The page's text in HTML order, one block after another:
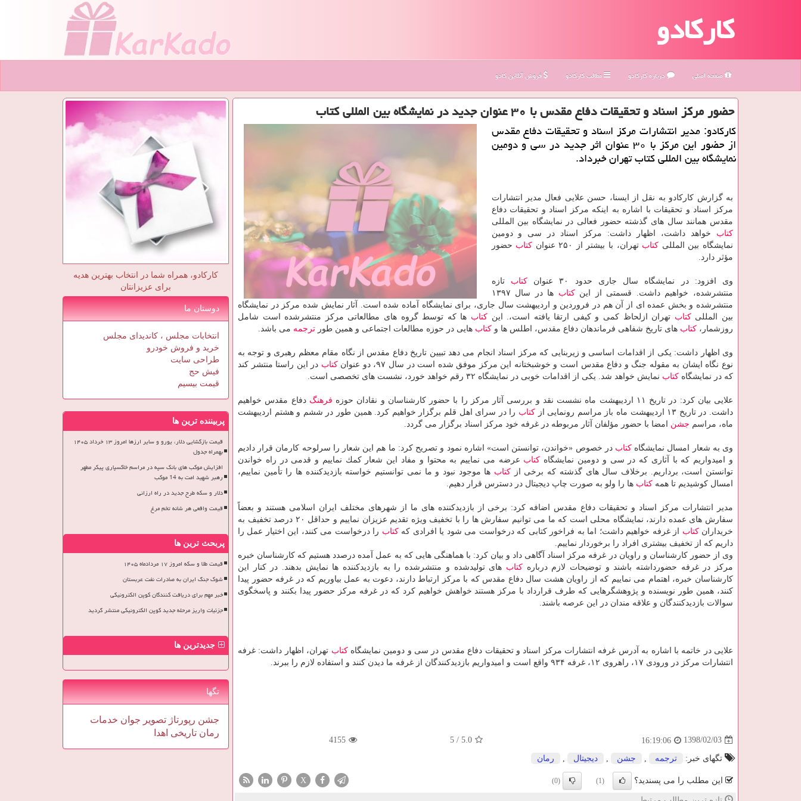
کارکادو
صفحه اصلی درباره كاركادو مطالب كاركادو فروش آنلاین کادو
حضور مركز اسناد و تحقیقات دفاع مقدس با ۳۰ عنوان جدید در نمایشگاه بین المللی كتاب
كاركادو: مدیر انتشارات مركز اسناد و تحقیقات دفاع مقدس
از حضور این مركز با ۳۰ عنوان اثر جدید در سی و دومین
نمایشگاه بین المللی كتاب تهران خبرداد.
به گزارش كاركادو به نقل از ایسنا، حسن علایی فعال مدیر انتشارات
مركز اسناد و تحقیقات با اشاره به اینكه مركز اسناد و تحقیقات دفاع
مقدس همانند سال های گذشته حضور فعالی در نمایشگاه بین المللی
كتاب خواهد داشت، اظهار داشت: مركز اسناد در سی و دومین
نمایشگاه بین المللی كتاب تهران، با بیشتر از ۲۵۰ عنوان كتاب حضور
مؤثر دارد.
وی افزود: در نمایشگاه سال جاری حدود ۳۰ عنوان كتاب تازه
منتشرشده، خواهیم داشت. قسمتی از اینكتاب
ها در سال ۱۳۹۷
منتشرشده و بخش عمده ای از آن هم در فروردین و اردیبهشت سال جاری، برای نمایشگاه آماده شده است. آثار نمایش شده مركز در نمایشگاه
بین المللیكتاب تهران ازلحاظ كمی و كیفی ارتقا یافته است،. اینكتاب ها كه توسط گروه های مطالعاتی مركز منتشرشده است شامل
روزشمار، كتاب های تاریخ شفاهی فرماندهان دفاع مقدس، اطلس ها و كتاب هایی در حوزه مطالعات اجتماعی و همین طور ترجمه می باشد.
وی اظهار داشت: یكی از اقدامات اساسی و زیربنایی كه مركز اسناد انجام می دهد تبیین تاریخ دفاع مقدس از نگاه مقام معظم رهبری و توجه به
نوع نگاه ایشان به مقوله جنگ و دفاع مقدس است و خوشبختانه این مركز موفق شده است در سال ۹۷، دو عنوان
كتاب در این راستا منتشر كند
كه در نمایشگاه كتاب نمایش خواهد شد. یكی از اقدامات خوبی در نمایشگاه ۳۲ رقم خواهد خورد، نشست های تخصصی است.
علایی بیان كرد: در تاریخ ۱۱ اردیبهشت ماه نشست نقد و بررسی آثار مركز را با حضور كارشناسان و نقادان حوزه فرهنگ دفاع مقدس خواهیم
داشت. در تاریخ ۱۳ اردیبهشت ماه باز مراسم رونمایی از
كتاب را در سرای اهل قلم برگزار خواهیم كرد. همین طور در ششم و هشتم اردیبهشت
ماه، مراسم جشن امضا با حضور مؤلفان آثار مربوطه در غرفه خود مركز اسناد برگزار می گردد.
وی به شعار امسال نمایشگاهكتاب در خصوص «خواندن، توانستن است» اشاره نمود و تصریح كرد: ما هم این شعار را سرلوحه كارمان قرار دادیم
و امیدواریم كه با آثاری كه در سی و دومین نمایشگاه كتاب عرضه می نماییم به محتوا و مفاد این شعار كمك نماییم و قدمی در راه خواندن
توانستن است، برداریم. برخلاف سال های گذشته كه برخی از كتاب ها موجود نبود و ما نمی توانستیم خواسته بازدیدكننده ها را تأمین نماییم،
امسال كوشیدیم تا همه كتاب ها را ولو به صورت چاپ دیجیتال در دسترس قرار دهیم.
مدیر انتشارات مركز اسناد و تحقیقات دفاع مقدس اضافه كرد: برخی از بازدیدكننده های ما از شهرهای مختلف ایران اسلامی هستند و بعضاً
سفارش های عمده دارند، نمایشگاه محلی است كه ما می توانیم سفارش ها را با تخفیف ویژه تقدیم عزیزان نماییم و حداقل ۲۰ درصد تخفیف به
خریدارانكتاب از غرفه خواهیم داشت؛ اما به فراخور كتابی كه درخواست می شود یا افرادی كهكتاب را درخواست می كنند، این اختیار عمل را
داریم كه از تخفیف بیشتری افراد را برخوردار نماییم.
وی از حضور كارشناسان و راویان در غرفه مركز اسناد آگاهی داد و بیان كرد: با هماهنگی هایی كه به عمل آمده درصدد هستیم كه كارشناسان خبره
مركز در غرفه حضورداشته باشند و توضیحات لازم دربارهكتاب های تولیدشده و منتشرشده را به بازدیدكننده ها نمایش بدهند. در كنار این
كارشناسان خبره، اهتمام می نماییم كه از راویان هشت سال دفاع مقدس كه با مركز ارتباط دارند، دعوت به عمل بیاوریم كه در غرفه حضور پیدا
كنند، همین طور نویسنده و پژوهشگرهایی كه طرف قرارداد با مركز هستند خواهش خواهیم كرد كه در غرفه مركز حضور پیدا بكنند و پاسخگوی
سوالات بازدیدكنندگان و علاقه مندان در این عرصه باشند.
علایی در خاتمه با اشاره به آدرس غرفه انتشارات مركز اسناد و تحقیقات دفاع مقدس در سی و دومین نمایشگاهكتاب تهران، اظهار داشت: غرفه
انتشارات مركز در ورودی ۱۷، راهروی ۱۲، غرفه ۹۳۴ واقع است و امیدواریم بازدیدكنندگان از غرفه ما دیدن كنند و استفاده لازم را ببرند.
1398/02/03
16:19:06
5.0
/
5
4155
تگهای خبر: ترجمه جشن دیجیتال رمان
این مطلب را می پسندید؟ (1)
(0)
X
کارکادو، همراه شما در انتخاب بهترین هدیه
برای عزیزانتان
دوستان ما
انتخابات مجلس ، کاندیدای مجلس
خرید و فروش خودرو
طراحی سایت
فیش حج
قیمت بیسیم
پربیننده ترین ها
قیمت بازگشایی دلار، یورو و سایر ارزها امروز ۱۳ خرداد ۱۴۰۵
بهمراه جدول
افزایش موکب های بانک سپه در مراسم خاکسپاری پیکر مطهر
رهبر شهید امت به 14 موکب
دلار و سکه طرح جدید در راه ارزانی
قیمت واقعی هر شانه تخم مرغ
پربحث ترین ها
قیمت طلا و سکه امروز ۱۷ مردادماه ۱۴۰۵
شوک جنگ ایران به صادرات نفت عربستان
خبر مهم برای دریافت کنندگان کوپن الکترونیکی
جزئیات واریز مرحله جدید کوپن الکترونیکی منتشر گردید
جدیدترین ها
تگها
جشن رپورتاژ تصویر جوان خدمات
رمان تاریخی اهدا